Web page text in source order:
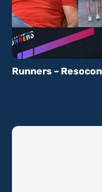
Runners –